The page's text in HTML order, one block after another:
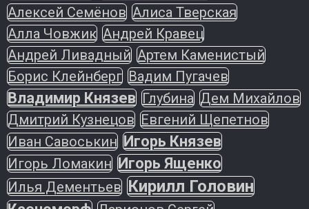
Алексей Семёнов Алиса Тверская
Алла Човжик Андрей Кравец
Андрей Ливадный Артем Каменистый
Борис Клейнберг Вадим Пугачев
Владимир Князев Глубина Дем Михайлов
Дмитрий Кузнецов Евгений Щепетнов
Иван Савоськин Игорь Князев
Игорь Ломакин Игорь Ященко
Илья Дементьев Кирилл Головин